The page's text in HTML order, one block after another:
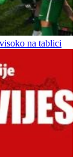
na tablici